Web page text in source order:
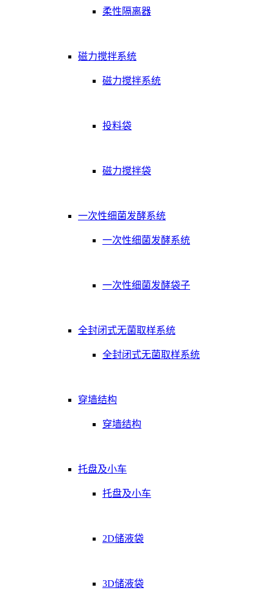
柔性隔离器
磁力搅拌系统
磁力搅拌系统
投料袋
磁力搅拌袋
一次性细菌发酵系统
一次性细菌发酵系统
一次性细菌发酵袋子
全封闭式无菌取样系统
全封闭式无菌取样系统
穿墙结构
穿墙结构
托盘及小车
托盘及小车
2D储液袋
3D储液袋